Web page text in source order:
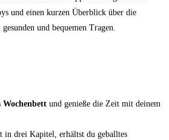
und einen kurzen Überblick über die
und bequemen Tragen.
Wochenbett und genieße die Zeit mit deinem
drei Kapitel, erhältst du geballtes